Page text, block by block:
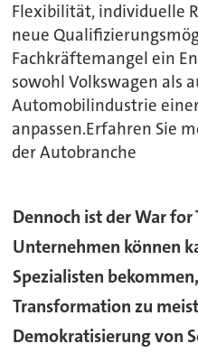
Flexibilität, individuelle
neue
Fachkräftemangel ein
sowohl Volkswagen als
Automobilindustrie
anpassen.Erfahren Sie
der Autobranche
Dennoch ist der War
Unternehmen können
Spezialisten
Transformation zu
Demokratisierung von